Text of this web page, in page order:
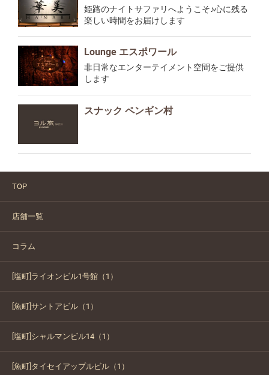
姫路のナイトサファリへようこそ♪心に残る
楽しい時間をお届けします
Lounge エスポワール
非日常なエンターテイメント空間をご提供
します
スナック ペンギン村
TOP
店舗一覧
コラム
[塩町]ライオンビル1号館（1）
[魚町]サントアビル（1）
[塩町]シャルマンビル14（1）
[魚町]タイセイアップルビル（1）